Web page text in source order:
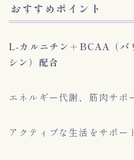
おすすめポイント
L-カルニチン＋BCAA（バ
シン）配合
エネルギー代謝、筋肉サ
アクティブな生活をサポー